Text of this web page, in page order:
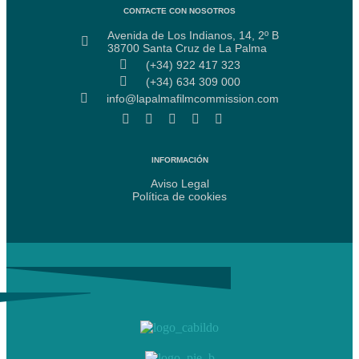
CONTACTE CON NOSOTROS
Avenida de Los Indianos, 14, 2º B
38700 Santa Cruz de La Palma
(+34) 922 417 323
(+34) 634 309 000
info@lapalmafilmcommission.com
INFORMACIÓN
Aviso Legal
Política de cookies